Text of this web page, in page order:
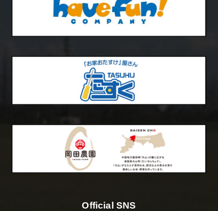
Official SNS